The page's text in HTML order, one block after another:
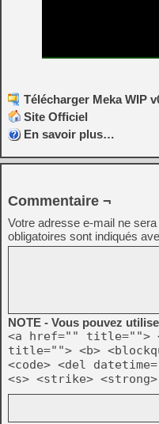
Télécharger Meka WIP
Site Officiel
En savoir plus…
Commentaire ¬
Votre adresse e-mail ne
obligatoires sont indiqués
NOTE - Vous pouvez
<a href="" title="">
title=""> <b>
<code> <del
<s> <strike> <strong>